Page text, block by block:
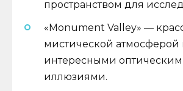
пространством для
«Monument Valley» —
мистической атмосферой
интересными
иллюзиями.